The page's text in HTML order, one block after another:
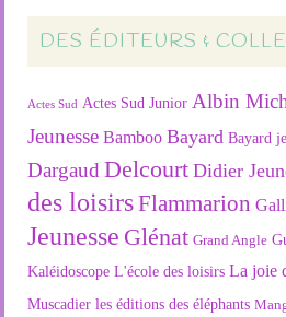
DES ÉDITEURS &
Actes Sud Actes Sud Junior Albin
Jeunesse Bamboo Bayard Bayard
Dargaud Delcourt Didier
des loisirsFlammarion
Jeunesse Glénat Grand Angle
Kaléidoscope L'école des loisirs La joie
Muscadier les éditions des éléphants